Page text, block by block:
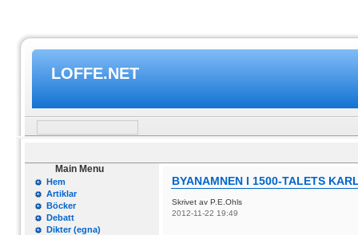
LOFFE.NET
Main Menu
Hem
Artiklar
Böcker
Debatt
Dikter (egna)
BYANAMNEN I 1500-TALETS
Skrivet av P.E.Ohls
2012-11-22 19:49